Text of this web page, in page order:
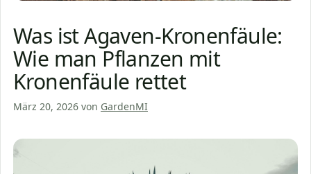
Was ist Agaven-Kronenfäule:
Wie man Pflanzen mit
Kronenfäule rettet
März 20, 2026 von GardenMI